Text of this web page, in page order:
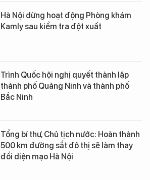
Hà Nội dừng hoạt động Phòng khám
Kamly sau kiểm tra đột xuất
Trình Quốc hội nghị quyết thành lập
thành phố Quảng Ninh và thành phố
Bắc Ninh
Tổng bí thư, Chủ tịch nước: Hoàn thành
500 km đường sắt đô thị sẽ làm thay
đổi diện mạo Hà Nội